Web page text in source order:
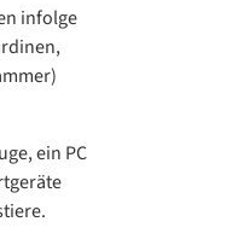
infolge
ein PC